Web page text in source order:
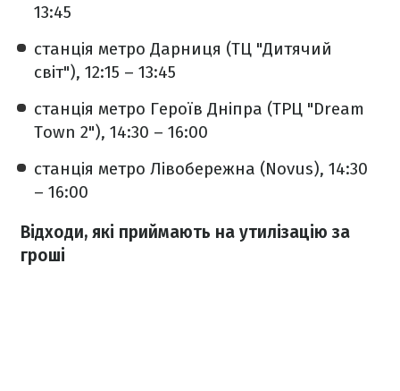
13:45
станція метро Дарниця (ТЦ "Дитячий
світ"), 12:15 – 13:45
станція метро Героїв Дніпра (ТРЦ "Dream
Town 2"), 14:30 – 16:00
станція метро Лівобережна (Novus), 14:30
– 16:00
Відходи, які приймають на утилізацію за
гроші